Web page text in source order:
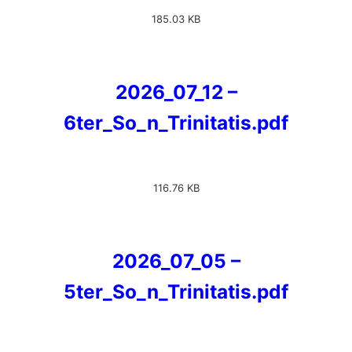
185.03 KB
2026_07_12 –
6ter_So_n_Trinitatis.pdf
116.76 KB
2026_07_05 –
5ter_So_n_Trinitatis.pdf